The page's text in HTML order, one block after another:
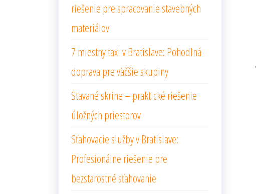
riešenie pre spracovanie stavebných
materiálov
7 miestny taxi v Bratislave: Pohodlná
doprava pre väčšie skupiny
Stavané skrine – praktické riešenie
úložných priestorov
Sťahovacie služby v Bratislave:
Profesionálne riešenie pre
bezstarostné sťahovanie